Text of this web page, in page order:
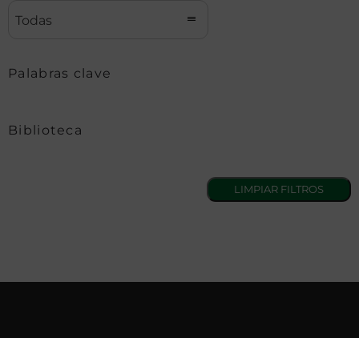
Todas
Palabras clave
Biblioteca